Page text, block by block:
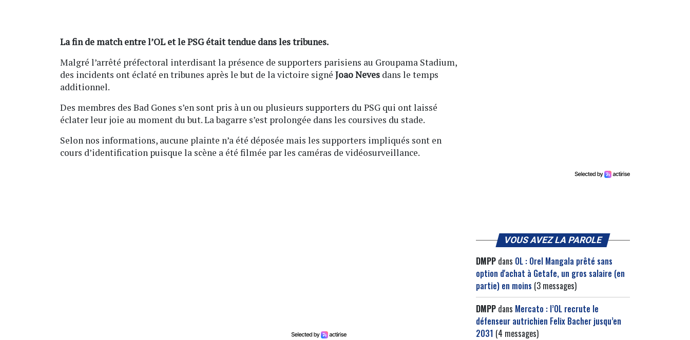
La fin de match entre l’OL et le PSG était tendue dans les tribunes.
Malgré l’arrêté préfectoral interdisant la présence de supporters parisiens au Groupama Stadium,
des incidents ont éclaté en tribunes après le but de la victoire signé Joao Neves dans le temps
additionnel.
Des membres des Bad Gones s’en sont pris à un ou plusieurs supporters du PSG qui ont laissé
éclater leur joie au moment du but. La bagarre s’est prolongée dans les coursives du stade.
Selon nos informations, aucune plainte n’a été déposée mais les supporters impliqués sont en
cours d’identification puisque la scène a été filmée par les caméras de vidéosurveillance.
VOUS AVEZ LA PAROLE
DMPP dans OL : Orel Mangala prêté sans
option d'achat à Getafe, un gros salaire (en
partie) en moins (3 messages)
DMPP dans Mercato : l’OL recrute le
défenseur autrichien Felix Bacher jusqu’en
2031 (4 messages)